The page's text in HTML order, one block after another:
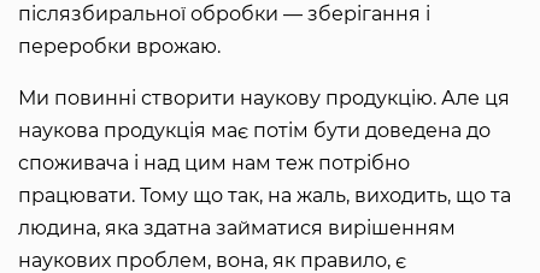
післязбиральної обробки — зберігання і
переробки врожаю.
Ми повинні створити наукову продукцію. Але ця
наукова продукція має потім бути доведена до
споживача і над цим нам теж потрібно
працювати. Тому що так, на жаль, виходить, що та
людина, яка здатна займатися вирішенням
наукових проблем, вона, як правило, є